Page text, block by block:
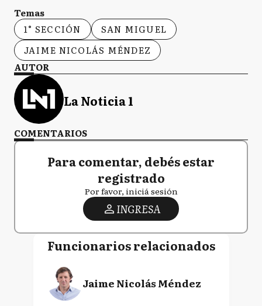
Temas
1° SECCIÓN
SAN MIGUEL
JAIME NICOLÁS MÉNDEZ
AUTOR
La Noticia 1
COMENTARIOS
Para comentar, debés estar
registrado
Por favor, iniciá sesión
INGRESA
Funcionarios relacionados
Jaime Nicolás Méndez